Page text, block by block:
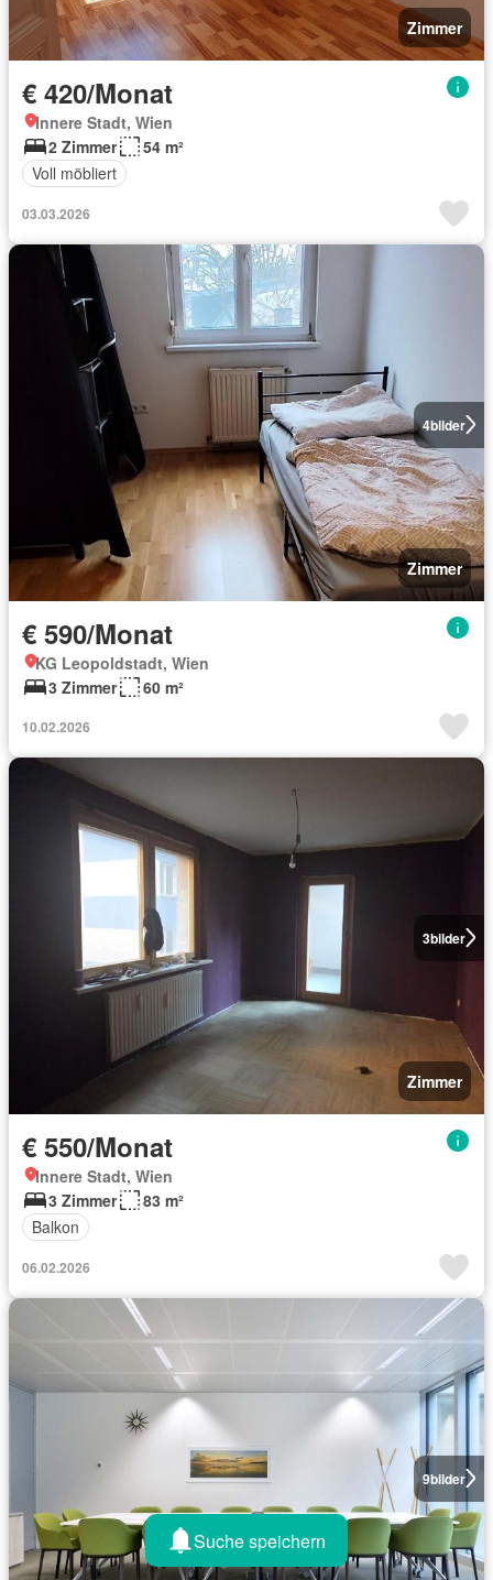
Zimmer
€ 420/Monat
Innere Stadt, Wien
2 Zimmer
54 m²
Voll möbliert
03.03.2026
4bilder
Zimmer
€ 590/Monat
KG Leopoldstadt, Wien
3 Zimmer
60 m²
10.02.2026
3bilder
Zimmer
€ 550/Monat
Innere Stadt, Wien
3 Zimmer
83 m²
Balkon
06.02.2026
9bilder
Suche speichern